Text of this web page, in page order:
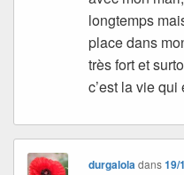
longtemps
place dans
très fort et
c’est la vie
durgaloladans19/